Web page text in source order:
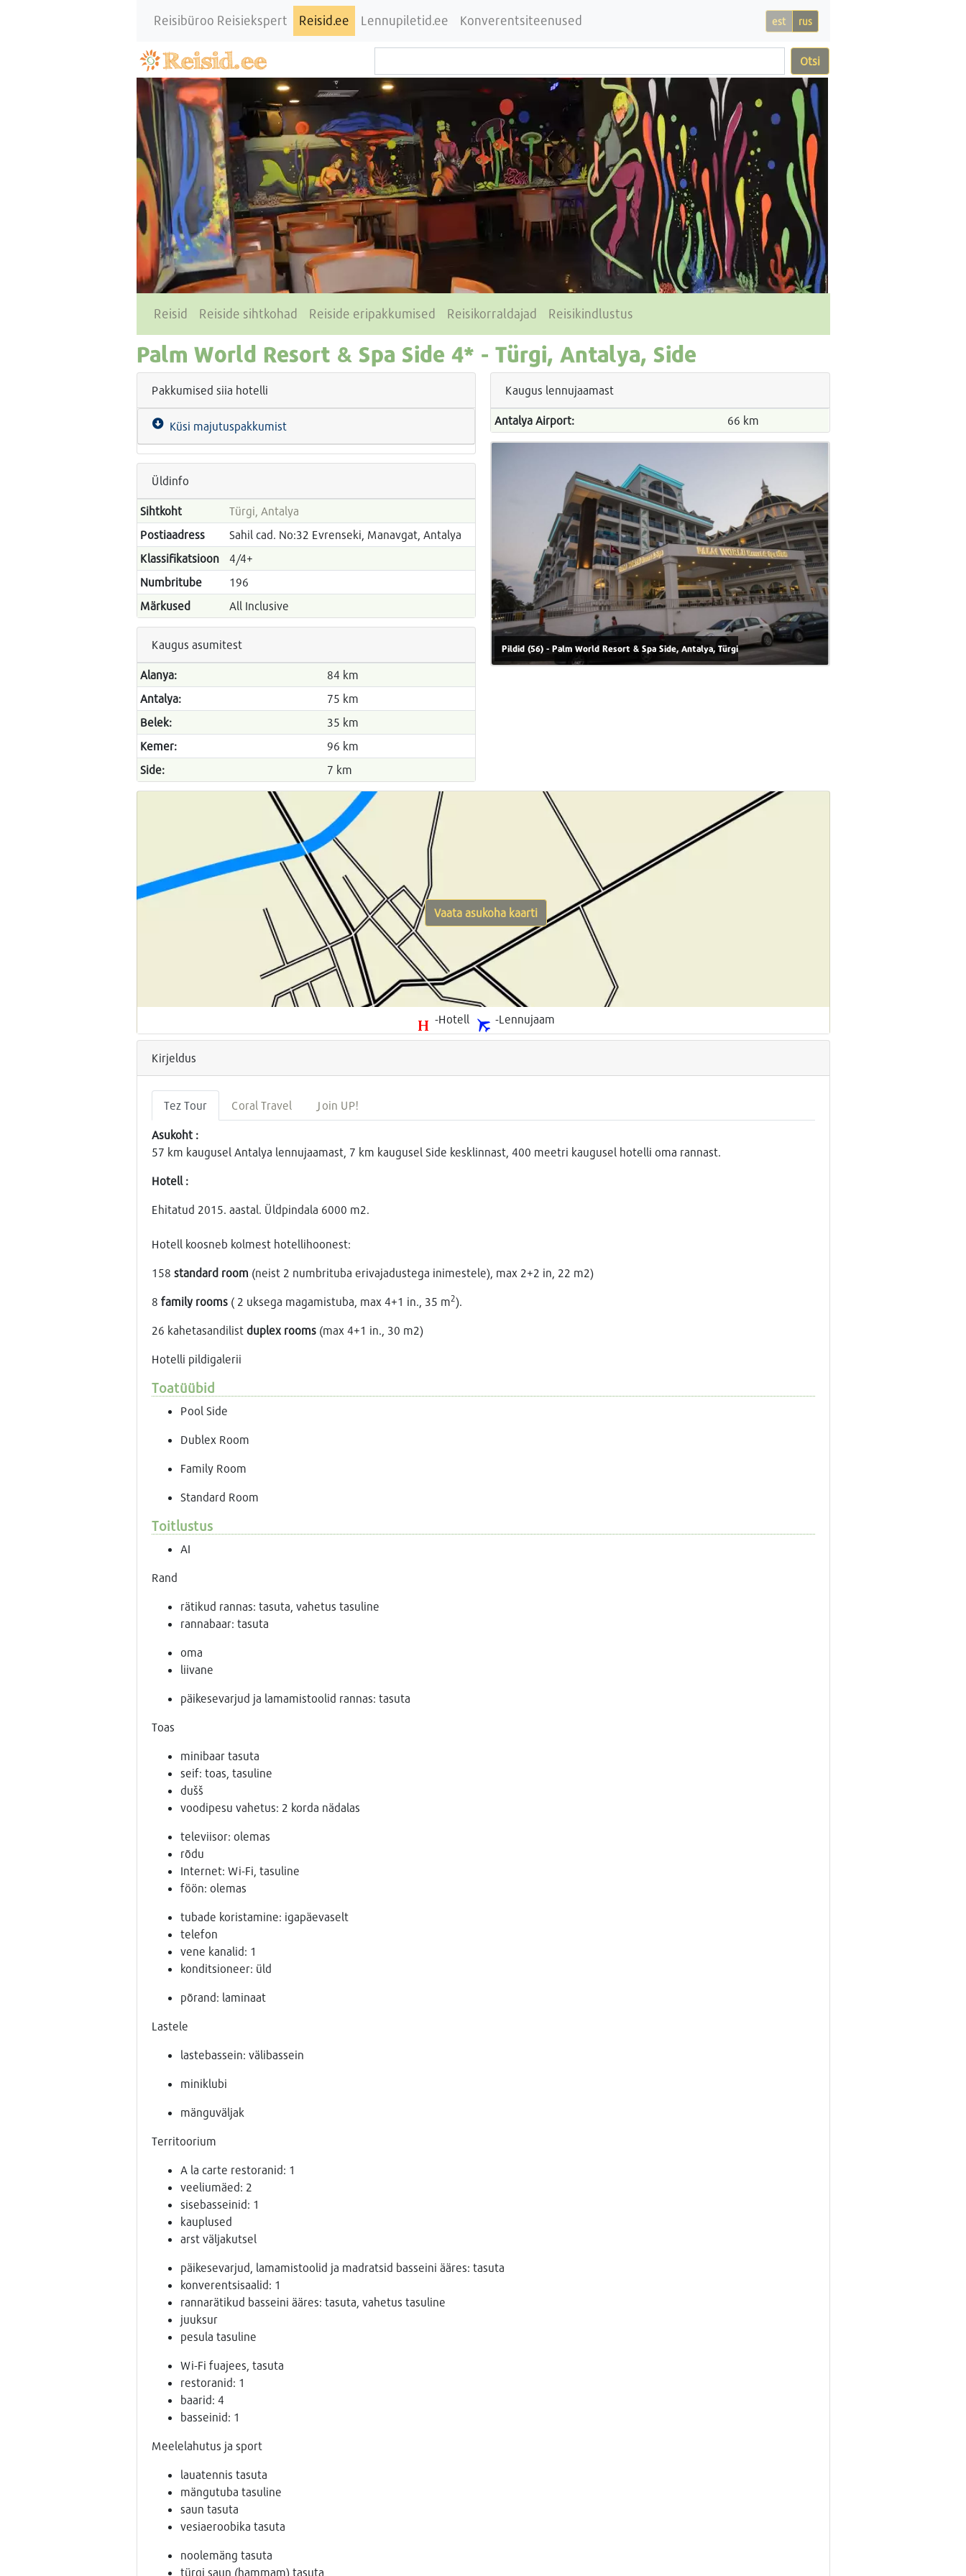
Reisibüroo Reisiekspert Reisid.ee Lennupiletid.ee Konverentsiteenused est rus
Otsi
Reisid Reiside sihtkohad Reiside eripakkumised Reisikorraldajad Reisikindlustus
Palm World Resort & Spa Side 4* - Türgi, Antalya, Side
Pakkumised siia hotelli
Küsi majutuspakkumist
Üldinfo
Sihtkoht
Türgi, Antalya
Postiaadress
Sahil cad. No:32 Evrenseki, Manavgat, Antalya
Klassifikatsioon
4/4+
Numbritube
196
Märkused
All Inclusive
Kaugus asumitest
Alanya:
84 km
Antalya:
75 km
Belek:
35 km
Kemer:
96 km
Side:
7 km
Kaugus lennujaamast
Antalya Airport: 66 km
Pildid (56) - Palm World Resort & Spa Side, Antalya, Türgi
-Hotell -Lennujaam
Vaata asukoha kaarti
Kirjeldus
Tez Tour Coral Travel Join UP!
Asukoht :
57 km kaugusel Antalya lennujaamast, 7 km kaugusel Side kesklinnast, 400 meetri kaugusel hotelli oma rannast.
Hotell :
Ehitatud 2015. aastal. Üldpindala 6000 m2.
Hotell koosneb kolmest hotellihoonest:
158 standard room (neist 2 numbrituba erivajadustega inimestele), max 2+2 in, 22 m2)
8 family rooms( 2 uksega magamistuba, max 4+1 in., 35 m2).
26 kahetasandilistduplex rooms(max 4+1 in., 30 m2)
Hotelli pildigalerii
Toatüübid
Pool Side
Dublex Room
Family Room
Standard Room
Toitlustus
AI
Rand
rätikud rannas: tasuta, vahetus tasuline
rannabaar: tasuta
oma
liivane
päikesevarjud ja lamamistoolid rannas: tasuta
Toas
minibaar tasuta
seif: toas, tasuline
dušš
voodipesu vahetus: 2 korda nädalas
televiisor: olemas
rõdu
Internet: Wi-Fi, tasuline
föön: olemas
tubade koristamine: igapäevaselt
telefon
vene kanalid: 1
konditsioneer: üld
põrand: laminaat
Lastele
lastebassein: välibassein
miniklubi
mänguväljak
Territoorium
A la carte restoranid: 1
veeliumäed: 2
sisebasseinid: 1
kauplused
arst väljakutsel
päikesevarjud, lamamistoolid ja madratsid basseini ääres: tasuta
konverentsisaalid: 1
rannarätikud basseini ääres: tasuta, vahetus tasuline
juuksur
pesula tasuline
Wi-Fi fuajees, tasuta
restoranid: 1
baarid: 4
basseinid: 1
Meelelahutus ja sport
lauatennis tasuta
mängutuba tasuline
saun tasuta
vesiaeroobika tasuta
noolemäng tasuta
türgi saun (hammam) tasuta